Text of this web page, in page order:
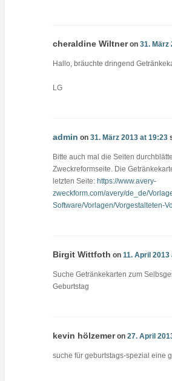
cheraldine Wiltneron 31. März
Hallo, bräuchte dringend
LG
admin on 31. März 2013 at 19:23
Bitte auch mal die Seiten
Zweckreformseite. Die
letzten Seite: https://www.avery-
zweckform.com/avery/de_de/
Software/Vorlagen/Vorgestalteten-
Birgit Wittfoth on 11. April 2013
Suche Getränkekarten zum
Geburtstag
kevin hölzemeron 27. April
suche für geburtstags-spezial eine